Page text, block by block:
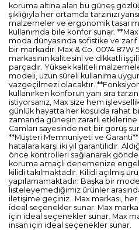
koruma altına alan bu güneş
şıklığıyla her ortamda tarzınızı
malzemeler ve ergonomik
kullanımda bile konfor sunar.
moda dünyasında sofistike ve zarif
bir markadır. Max & Co. 0074 87W
markasının kalitesini ve dikkatli
parçadır. Yüksek kaliteli
modeli, uzun süreli kullanıma
vazgeçilmezi olacaktır.
kullanırken konforun yanı sıra
istiyorsanız, Max size hem
günlük hayatta her koşulda rahat
zamanda güneşin zararlı etkilerine
Camları sayesinde net bir görüş
**Müşteri Memnuniyeti ve
hatalara karşı iki yıl garantilidir.
önce kontrolleri sağlanarak
koruma amaçlı denemenize
kilidi takılmaktadır. Kilidi açılmış
yapılamamaktadır. Başka bir
listeleyemediğimiz ürünler
iletişime geçiniz.. Max markası,
ideal seçenekler sunar. Max
için ideal seçenekler sunar. Max
insan için ideal seçenekler sunar.